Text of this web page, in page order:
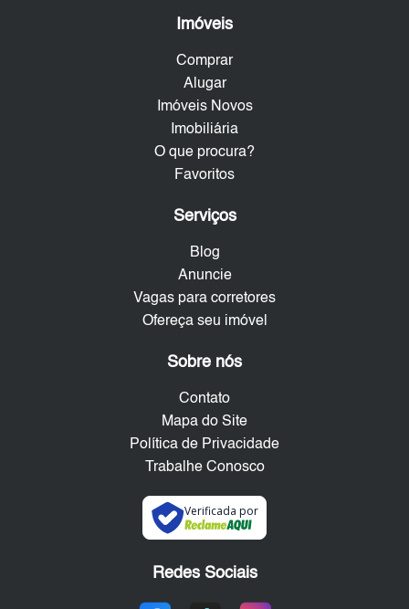
Imóveis
Comprar
Alugar
Imóveis Novos
Imobiliária
O que procura?
Favoritos
Serviços
Blog
Anuncie
Vagas para corretores
Ofereça seu imóvel
Sobre nós
Contato
Mapa do Site
Política de Privacidade
Trabalhe Conosco
Verificada por
Redes Sociais